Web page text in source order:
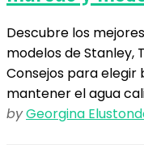
Descubre los
modelos de Stanley,
Consejos para
mantener el agua
byGeorgina